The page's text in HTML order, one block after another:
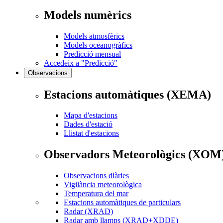
Models numèrics
Models atmosfèrics
Models oceanogràfics
Predicció mensual
Accedeix a "Predicció"
Observacions
Estacions automàtiques (XEMA)
Mapa d'estacions
Dades d'estació
Llistat d'estacions
Observadors Meteorològics
Observacions diàries
Vigilància meteorològica
Temperatura del mar
Estacions automàtiques de particulars
Radar (XRAD)
Radar amb llamps (XRAD+XDDE)